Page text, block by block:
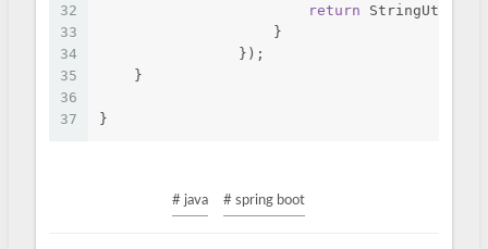
32
33
34
35
36
37
return
                    }
                });
    }
}
# java # spring boot